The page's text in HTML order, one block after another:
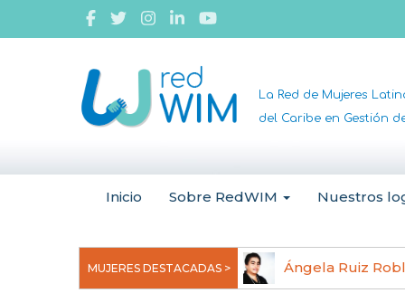
La Red de Mujeres
del Caribe en Gestión
Inicio Sobre RedWIM Nuestros
MUJERES DESTACADAS >
Uchegbu, pionera en
Ángela Ruiz